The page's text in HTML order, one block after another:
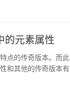
的元素属性
点的传奇版本。而
和其他的传奇版本